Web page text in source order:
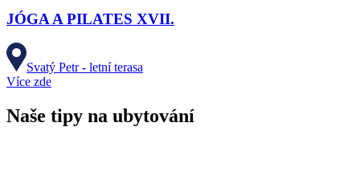
JÓGA A PILATES XVII.
Svatý Petr - letní terasa
Více zde
Naše tipy na ubytování